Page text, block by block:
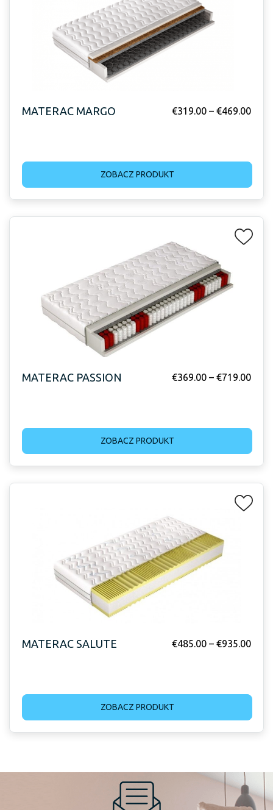
MATERAC MARGO €319.00 – €469.00
ZOBACZ PRODUKT
MATERAC PASSION €369.00 – €719.00
ZOBACZ PRODUKT
MATERAC SALUTE €485.00 – €935.00
ZOBACZ PRODUKT